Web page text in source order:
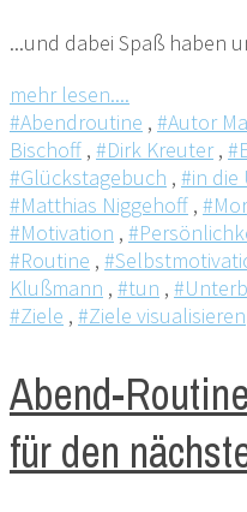
...und dabei Spaß haben
mehr lesen....
#Abendroutine , #Autor
Bischoff , #Dirk Kreuter,
#Glückstagebuch , #in die
#Matthias Niggehoff ,
#Motivation ,
#Routine ,
Klußmann , #tun ,
#Ziele , #Ziele visualisieren
Abend-
für den